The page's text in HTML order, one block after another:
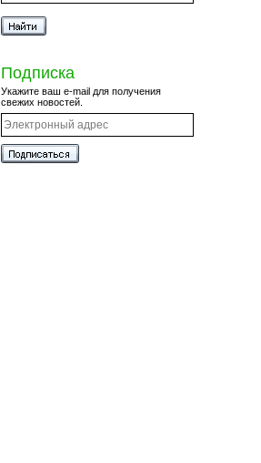
Подписка
Укажите ваш e-mail для получения
свежих новостей.